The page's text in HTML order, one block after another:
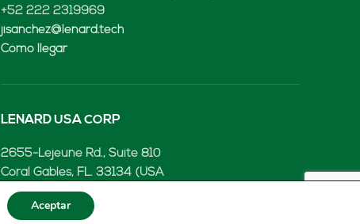
+52 222 2319969
jisanchez@lenard.tech
Cómo llegar
LENARD USA CORP
2655-Lejeune Rd., Suite 810
Coral Gables, FL. 33134 (USA
+52 222 2319969
fcastejon@lenard.tech
Aceptar